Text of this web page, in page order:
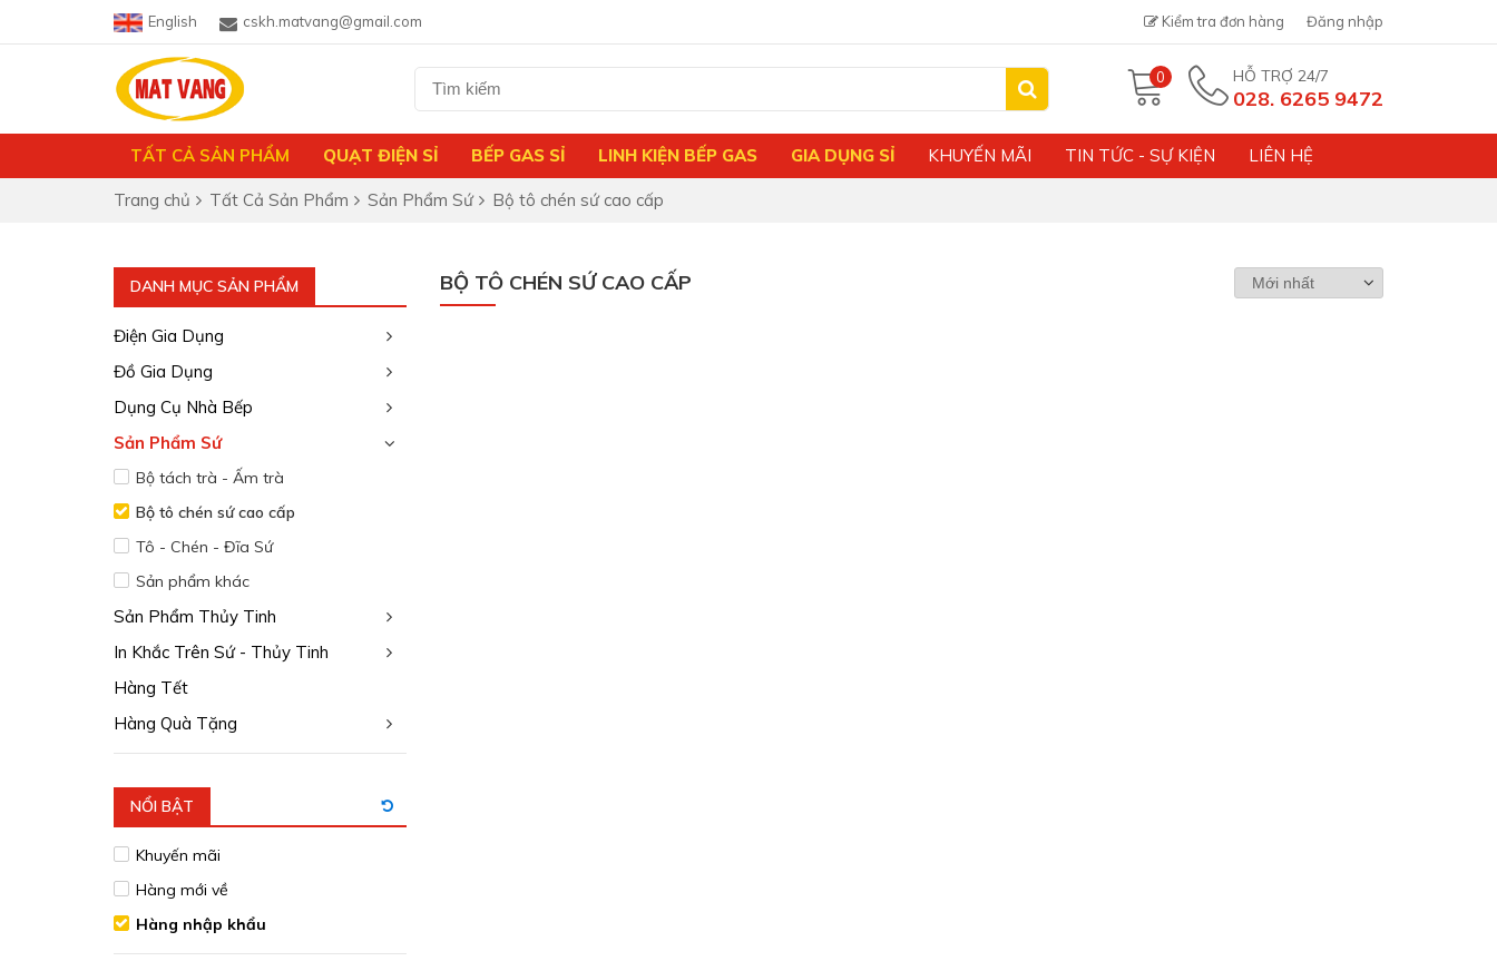
English cskh.matvang@gmail.com Kiểm tra đơn hàng Đăng nhập
0 HỖ TRỢ 24/7
028. 6265 9472
TẤT CẢ SẢN PHẨM QUẠT ĐIỆN SỈ BẾP GAS SỈ LINH KIỆN BẾP GAS GIA DỤNG SỈ KHUYẾN MÃI TIN TỨC - SỰ KIỆN LIÊN HỆ
Trang chủ Tất Cả Sản Phẩm Sản Phẩm Sứ Bộ tô chén sứ cao cấp
DANH MỤC SẢN PHẨM
Điện Gia Dụng
Đồ Gia Dụng
Dụng Cụ Nhà Bếp
Sản Phẩm Sứ
Bộ tách trà - Ấm trà
Bộ tô chén sứ cao cấp
Tô - Chén - Đĩa Sứ
Sản phẩm khác
Sản Phẩm Thủy Tinh
In Khắc Trên Sứ - Thủy Tinh
Hàng Tết
Hàng Quà Tặng
NỔI BẬT
Khuyến mãi
Hàng mới về
Hàng nhập khẩu
BỘ TÔ CHÉN SỨ CAO CẤP